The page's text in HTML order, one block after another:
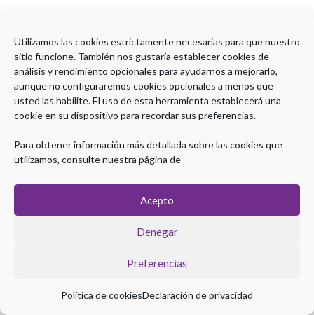
Utilizamos las cookies estrictamente necesarias para que nuestro
sitio funcione. También nos gustaría establecer cookies de
análisis y rendimiento opcionales para ayudarnos a mejorarlo,
aunque no configuraremos cookies opcionales a menos que
usted las habilite. El uso de esta herramienta establecerá una
cookie en su dispositivo para recordar sus preferencias.
Para obtener información más detallada sobre las cookies que
utilizamos, consulte nuestra página de
Acepto
Denegar
Preferencias
Política de cookiesDeclaración de privacidad